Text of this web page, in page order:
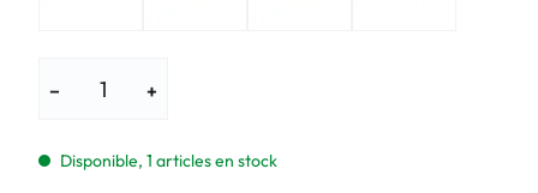
− +
Disponible, 1 articles en stock